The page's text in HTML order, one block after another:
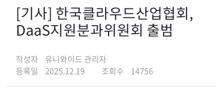
[기사] 한국클라우드산업협회,
DaaS지원분과위원회 출범
작성자
유니와이드 관리자
등록일
2025.12.19 조회수 14756